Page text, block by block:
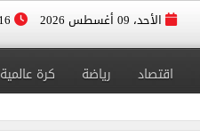
الأحد، 09 أغسطس 2026
اقتصاد رياضة كرة عالمية